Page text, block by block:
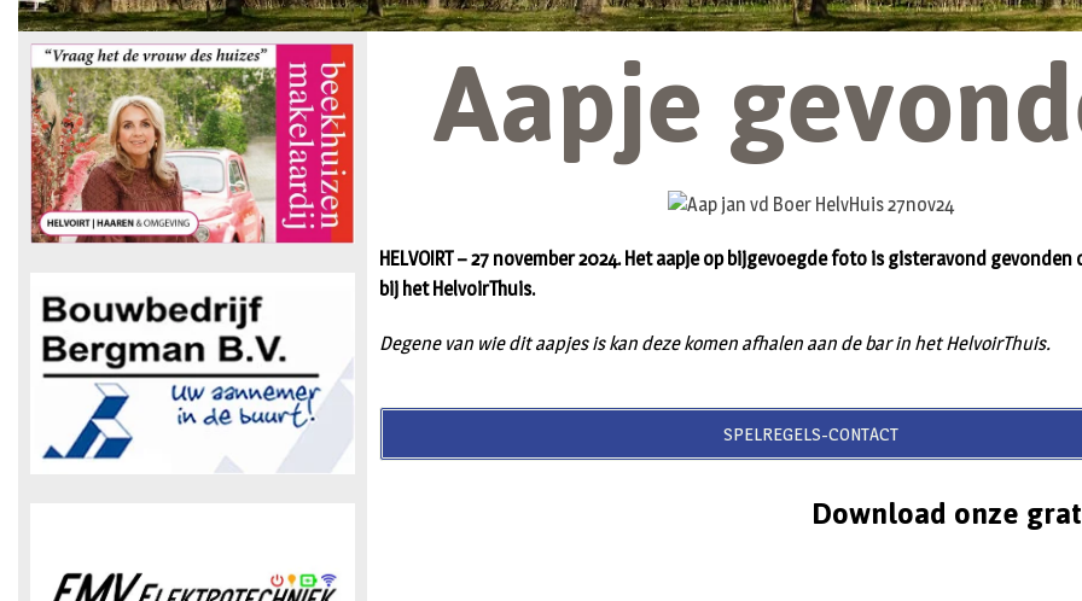
Aapje
HELVOIRT – 27 november 2024. Het aapje op bijgevoegde foto is gisteravond
bij het HelvoirThuis.
Degene van wie dit aapjes is kan deze komen afhalen aan de bar in het HelvoirThuis.
SPELREGELS-CONTACT
Download onze